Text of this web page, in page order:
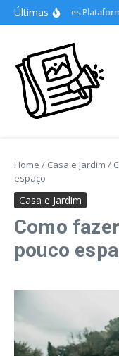
Ir para o conteúdo
Últimas
As Melhores
Home / Casa e Jardim /
espaço
Casa e Jardim
Como
pouco